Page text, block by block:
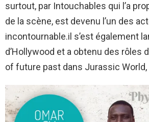
surtout, par Intouchables qui l’a
de la scène, est devenu l’un des
incontournable.il s’est également
d’Hollywood et a obtenu des rôles
of future past dans Jurassic